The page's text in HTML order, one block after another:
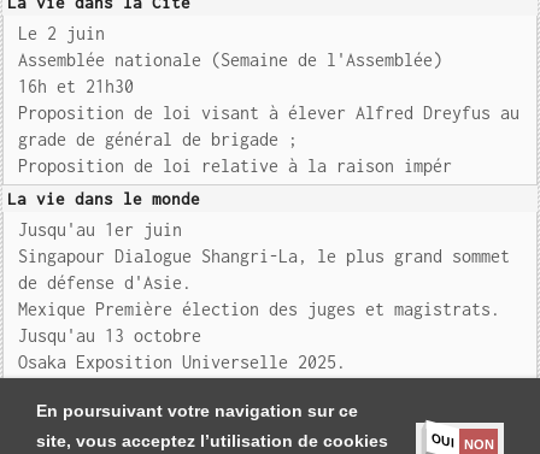
En poursuivant votre navigation sur ce
site, vous acceptez l’utilisation de cookies
OUI NON
Le 2 juin
Assemblée nationale (Semaine de l'Assemblée)
16h et 21h30
Proposition de loi visant à élever Alfred Dreyfus au
grade de général de brigade ;
Proposition de loi relative à la raison impér
La vie dans le monde
Jusqu'au 1er juin
Singapour Dialogue Shangri-La, le plus grand sommet
de défense d'Asie.
Mexique Première élection des juges et magistrats.
Jusqu'au 13 octobre
Osaka Exposition Universelle 2025.